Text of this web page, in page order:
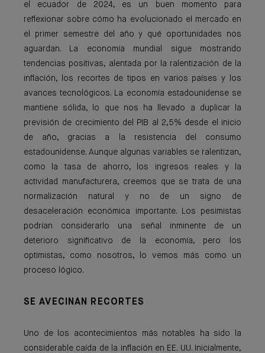
el ecuador de 2024, es un buen momento para
reflexionar sobre cómo ha evolucionado el mercado en
el primer semestre del año y qué oportunidades nos
aguardan. La economía mundial sigue mostrando
tendencias positivas, alentada por la ralentización de la
inflación, los recortes de tipos en varios países y los
avances tecnológicos. La economía estadounidense se
mantiene sólida, lo que nos ha llevado a duplicar la
previsión de crecimiento del PIB al 2,5% desde el inicio
de año, gracias a la resistencia del consumo
estadounidense. Aunque algunas variables se ralentizan,
como la tasa de ahorro, los ingresos reales y la
actividad manufacturera, creemos que se trata de una
normalización natural y no de un signo de
desaceleración económica importante. Los pesimistas
podrían considerarlo una señal inminente de un
deterioro significativo de la economía, pero los
optimistas, como nosotros, lo vemos más como un
proceso lógico.
SE AVECINAN RECORTES
Uno de los acontecimientos más notables ha sido la
considerable caída de la inflación en EE. UU. Inicialmente,